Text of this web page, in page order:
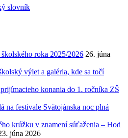
slovník
roka 2025/2026 26. júna
výlet a galéria, kde sa točí
konania do 1. ročníka ZŠ
na festivale Svätojánska noc plná
krúžku v znamení súťaženia – Hod
júna 2026